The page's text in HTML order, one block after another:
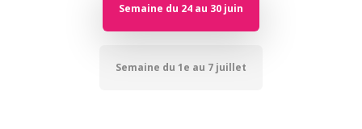
Semaine du 24 au 30 juin
Semaine du 1e au 7 juillet